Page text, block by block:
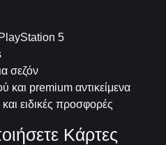
5
σεζόν
και premium αντικείμενα
ειδικές προσφορές
Κάρτες